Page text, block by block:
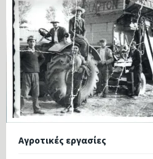
Αγροτικές εργασίες